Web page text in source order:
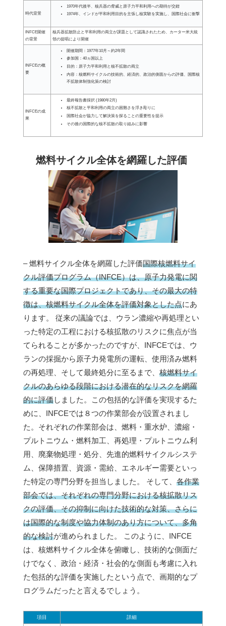
時代背景
1970年代後半、核兵器の脅威と原子力平和利用への期待が交錯
1974年、インドが平和利用目的を主張し核実験を実施し、国際社会に衝撃
INFCE開催
の背景
核兵器拡散防止と平和利用の両立が課題として認識されたため、カーター米大統
領の提唱により開催
INFCEの概
要
開催期間：1977年10月～約2年間
参加国：40ヵ国以上
目的：原子力平和利用と核不拡散の両立
内容：核燃料サイクルの技術的、経済的、政治的側面からの評価、国際核
不拡散体制強化策の検討
INFCEの成
果
最終報告書採択 (1980年2月)
核不拡散と平和利用の両立の困難さを浮き彫りに
国際社会が協力して解決策を探ることの重要性を提示
その後の国際的な核不拡散の取り組みに影響
燃料サイクル全体を網羅した評価
– 燃料サイクル全体を網羅した評価国際核燃料サイ
クル評価プログラム（INFCE）は、原子力発電に関
する重要な国際プロジェクトであり、その最大の特
徴は、核燃料サイクル全体を評価対象とした点にあ
ります。 従来の議論では、ウラン濃縮や再処理とい
った特定の工程における核拡散のリスクに焦点が当
てられることが多かったのですが、INFCEでは、ウ
ランの採掘から原子力発電所の運転、使用済み燃料
の再処理、そして最終処分に至るまで、 核燃料サイ
クルのあらゆる段階における潜在的なリスクを網羅
的に評価しました。この包括的な評価を実現するた
めに、INFCEでは８つの作業部会が設置されまし
た。それぞれの作業部会は、燃料・重水炉、濃縮・
プルトニウム・燃料加工、再処理・プルトニウム利
用、廃棄物処理・処分、先進的燃料サイクルシステ
ム、保障措置、資源・需給、エネルギー需要といっ
た特定の専門分野を担当しました。 そして、 各作業
部会では、それぞれの専門分野における核拡散リス
クの評価、その抑制に向けた技術的な対策、さらに
は国際的な制度や協力体制のあり方について、多角
的な検討が進められました。 このように、INFCE
は、核燃料サイクル全体を俯瞰し、技術的な側面だ
けでなく、政治・経済・社会的な側面も考慮に入れ
た包括的な評価を実施したという点で、画期的なプ
ログラムだったと言えるでしょう。
項目 詳細